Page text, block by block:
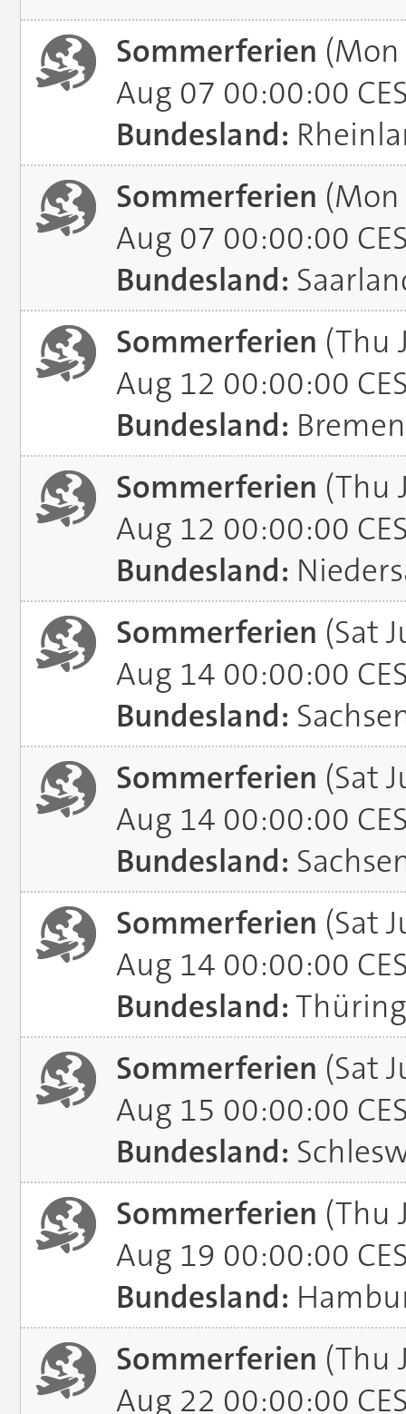
Sommerferien (Mon
Aug 07 00:00:00
Bundesland:
Sommerferien (Mon
Aug 07 00:00:00
Bundesland:
Sommerferien (Thu
Aug 12 00:00:00
Bundesland: Bremen
Sommerferien (Thu
Aug 12 00:00:00
Bundesland:
Sommerferien (Sat
Aug 14 00:00:00
Bundesland:
Sommerferien (Sat
Aug 14 00:00:00
Bundesland:
Sommerferien (Sat
Aug 14 00:00:00
Bundesland:
Sommerferien (Sat
Aug 15 00:00:00
Bundesland:
Sommerferien (Thu
Aug 19 00:00:00
Bundesland:
Sommerferien (Thu
Aug 22 00:00:00